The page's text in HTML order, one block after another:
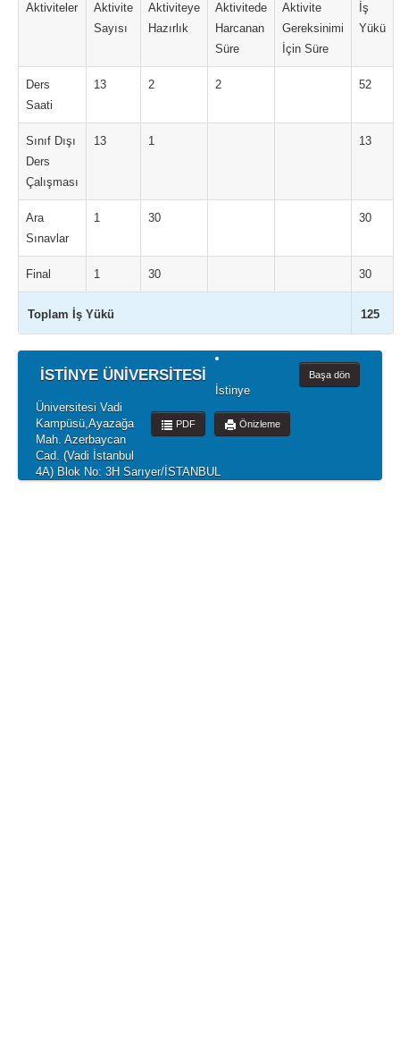
Aktiviteler
Aktivite
Sayısı
Aktiviteye
Hazırlık
Aktivitede
Harcanan
Süre
Aktivite
Gereksinimi
İçin Süre
İş
Yükü
Ders
Saati
13 2 2 52
Sınıf Dışı
Ders
Çalışması
13 1 13
Ara
Sınavlar
1 30 30
Final 1 30 30
Toplam İş Yükü 125
İSTİNYE ÜNİVERSİTESİ Başa dön
Önizleme
PDF
İstinye
Üniversitesi Vadi
Kampüsü,Ayazağa
Mah. Azerbaycan
Cad. (Vadi İstanbul
4A) Blok No: 3H Sarıyer/İSTANBUL